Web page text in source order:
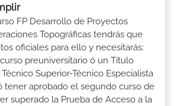
FP Desarrollo de Proyectos
Topográficas tendrás que
oficiales para ello y necesitarás:
preuniversitario ó un Título
Superior-Técnico Especialista
tener aprobado el segundo curso de
superado la Prueba de Acceso a la